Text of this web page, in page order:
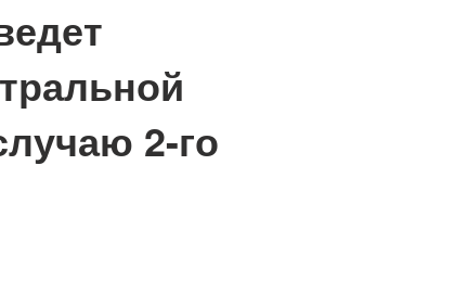
2-го